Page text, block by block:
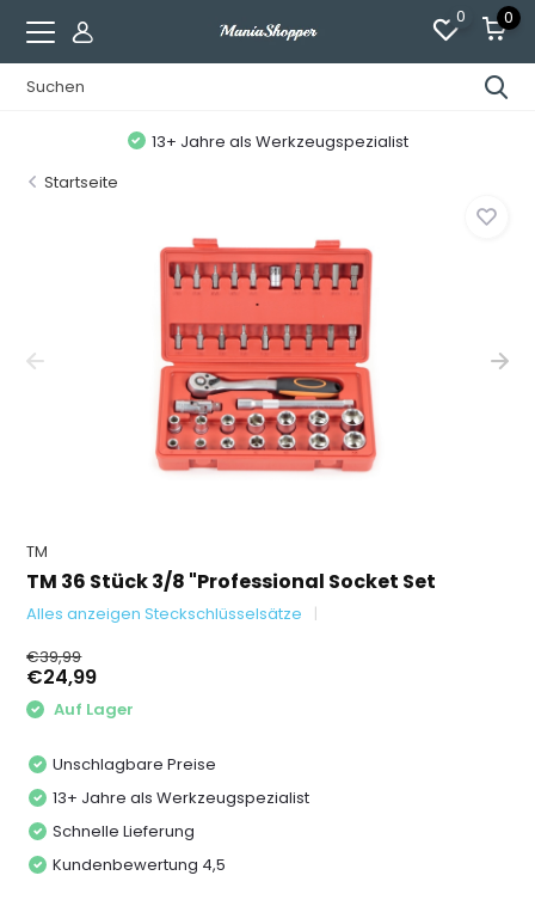
0 0
13+ Jahre als Werkzeugspezialist
Startseite
TM
TM 36 Stück 3/8 "Professional Socket Set
Alles anzeigen Steckschlüsselsätze
€39,99
€24,99
Auf Lager
Unschlagbare Preise
13+ Jahre als Werkzeugspezialist
Schnelle Lieferung
Kundenbewertung 4,5